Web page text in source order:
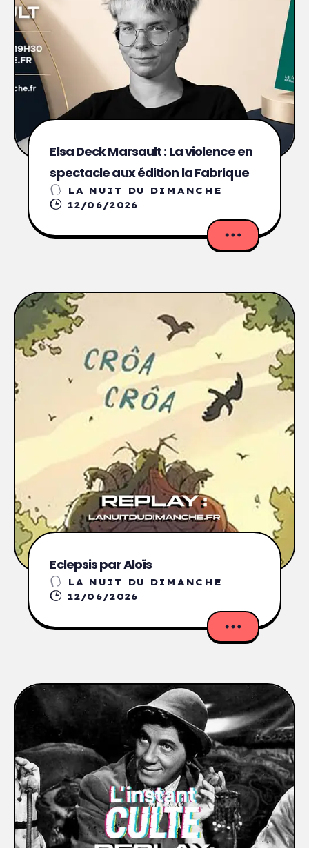
Elsa Deck Marsault : La violence en
spectacle aux édition la Fabrique
LA NUIT DU DIMANCHE
12/06/2026
Eclepsis par Aloïs
LA NUIT DU DIMANCHE
12/06/2026